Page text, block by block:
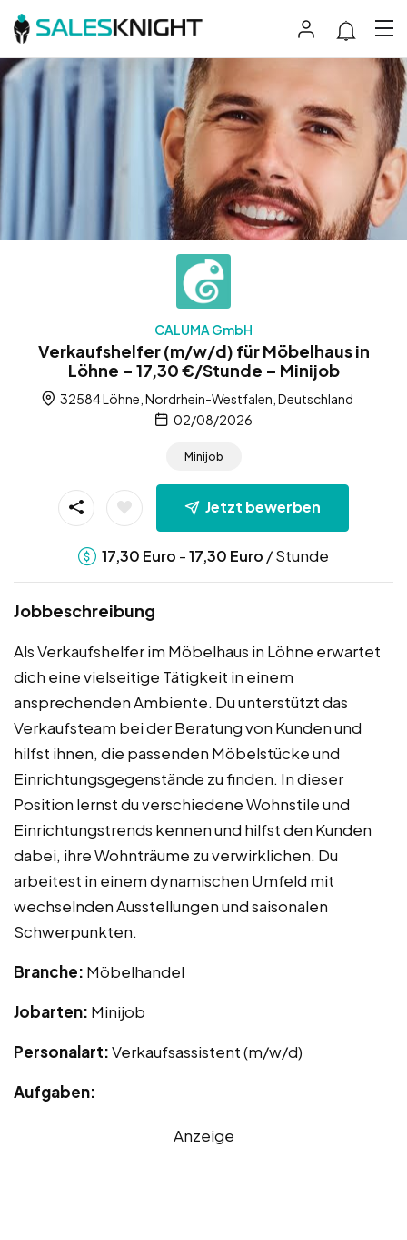
CALUMA GmbH
Verkaufshelfer (m/w/d) für Möbelhaus in
Löhne – 17,30 €/Stunde – Minijob
32584 Löhne, Nordrhein-Westfalen, Deutschland
02/08/2026
Minijob
Jetzt bewerben
17,30 Euro -17,30 Euro / Stunde
Jobbeschreibung
Als Verkaufshelfer im Möbelhaus in Löhne erwartet
dich eine vielseitige Tätigkeit in einem
ansprechenden Ambiente. Du unterstützt das
Verkaufsteam bei der Beratung von Kunden und
hilfst ihnen, die passenden Möbelstücke und
Einrichtungsgegenstände zu finden. In dieser
Position lernst du verschiedene Wohnstile und
Einrichtungstrends kennen und hilfst den Kunden
dabei, ihre Wohnträume zu verwirklichen. Du
arbeitest in einem dynamischen Umfeld mit
wechselnden Ausstellungen und saisonalen
Schwerpunkten.
Branche: Möbelhandel
Jobarten: Minijob
Personalart:Verkaufsassistent (m/w/d)
Aufgaben:
Anzeige